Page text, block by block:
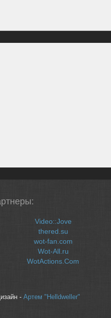
Video::Jove
thered.su
wot-fan.com
Wot-All.ru
WotActions.Com
- Артем "Helldweller"